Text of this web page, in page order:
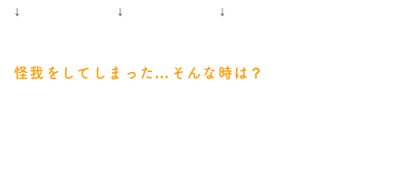
↓ ↓ ↓
怪我をしてしまった…そんな時は？